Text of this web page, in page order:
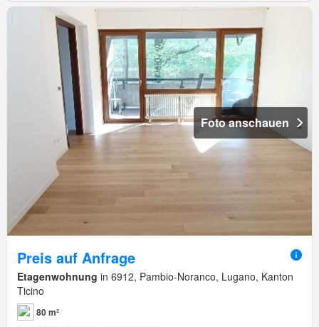
Foto anschauen
Preis auf Anfrage
Etagenwohnung in 6912, Pambio-Noranco, Lugano, Kanton
Ticino
80 m²